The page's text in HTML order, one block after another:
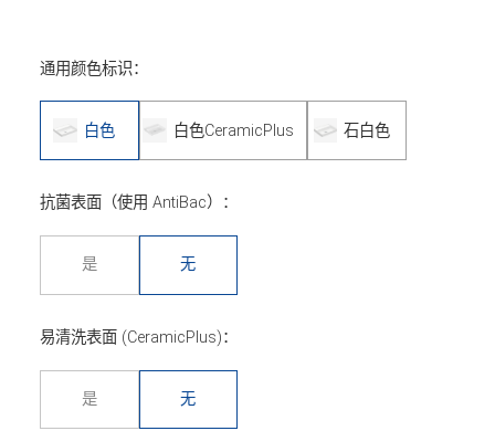
通用颜色标识：
白色 白色CeramicPlus 石白色
抗菌表面（使用 AntiBac）：
是 无
易清洗表面 (CeramicPlus)：
是 无